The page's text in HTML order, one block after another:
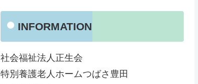
INFORMATION
社会福祉法人正生会
特別養護老人ホームつばさ豊田